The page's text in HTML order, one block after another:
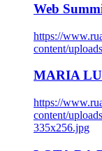
Web
https://
content/
MARIA
https://
content/
335x256.jpg